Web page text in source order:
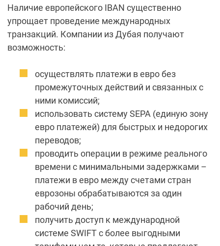
Наличие европейского IBAN существенно
упрощает проведение международных
транзакций. Компании из Дубая получают
возможность:
осуществлять платежи в евро без
промежуточных действий и связанных с
ними комиссий;
использовать систему SEPA (единую зону
евро платежей) для быстрых и недорогих
переводов;
проводить операции в режиме реального
времени с минимальными задержками –
платежи в евро между счетами стран
еврозоны обрабатываются за один
рабочий день;
получить доступ к международной
системе SWIFT с более выгодными